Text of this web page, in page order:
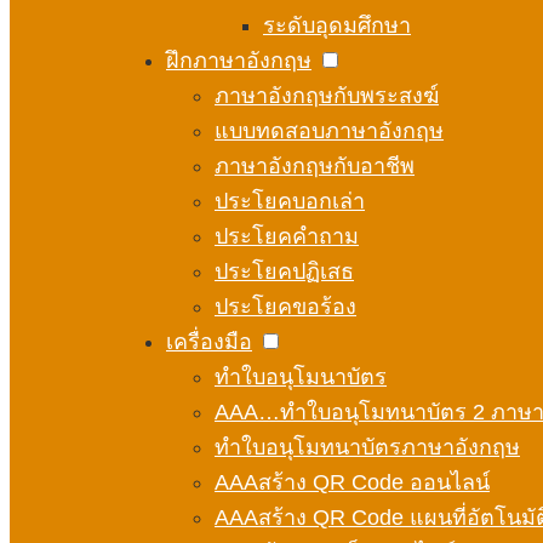
ระดับอุดมศึกษา
ฝึกภาษาอังกฤษ
ภาษาอังกฤษกับพระสงฆ์
แบบทดสอบภาษาอังกฤษ
ภาษาอังกฤษกับอาชีพ
ประโยคบอกเล่า
ประโยคคำถาม
ประโยคปฏิเสธ
ประโยคขอร้อง
เครื่องมือ
ทำใบอนุโมนาบัตร
AAA…ทำใบอนุโมทนาบัตร 2 ภาษา
ทำใบอนุโมทนาบัตรภาษาอังกฤษ
AAAสร้าง QR Code ออนไลน์
AAAสร้าง QR Code แผนที่อัตโนมั